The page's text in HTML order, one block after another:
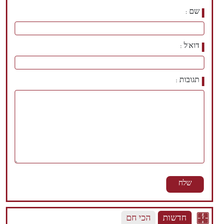
שם
דוא'ל
תגובות
חדשות הכי חם